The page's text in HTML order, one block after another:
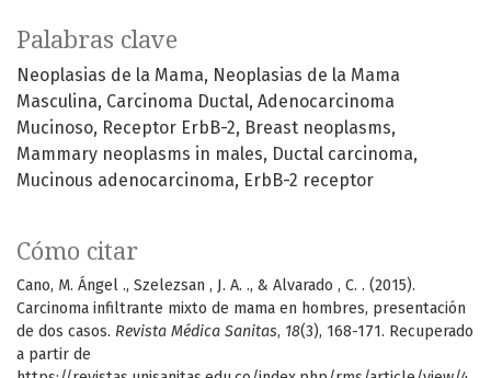
Palabras clave
Neoplasias de la Mama
Neoplasias de la Mama
Masculina Carcinoma Ductal Adenocarcinoma
Mucinoso Receptor ErbB-2
Breast neoplasms
Mammary neoplasms in males
Ductal carcinoma
Mucinous adenocarcinoma
ErbB-2 receptor
Cómo citar
Cano, M. Ángel ., Szelezsan , J. A. ., & Alvarado , C. . (2015).
Carcinoma infiltrante mixto de mama en hombres, presentación
de dos casos. Revista Médica Sanitas, 18(3), 168-171. Recuperado
a partir de